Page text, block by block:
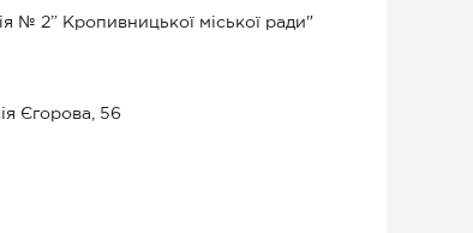
№ 2” Кропивницької міської ради"
Єгорова, 56